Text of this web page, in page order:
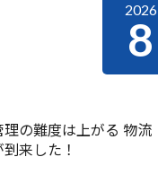
2026
8
の難度は上がる 物流
来した！